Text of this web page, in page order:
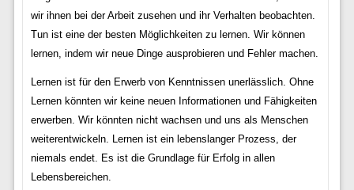
wir ihnen bei der Arbeit zusehen und ihr Verhalten beobachten.
Tun ist eine der besten Möglichkeiten zu lernen. Wir können
lernen, indem wir neue Dinge ausprobieren und Fehler machen.
Lernen ist für den Erwerb von Kenntnissen unerlässlich. Ohne
Lernen könnten wir keine neuen Informationen und Fähigkeiten
erwerben. Wir könnten nicht wachsen und uns als Menschen
weiterentwickeln. Lernen ist ein lebenslanger Prozess, der
niemals endet. Es ist die Grundlage für Erfolg in allen
Lebensbereichen.